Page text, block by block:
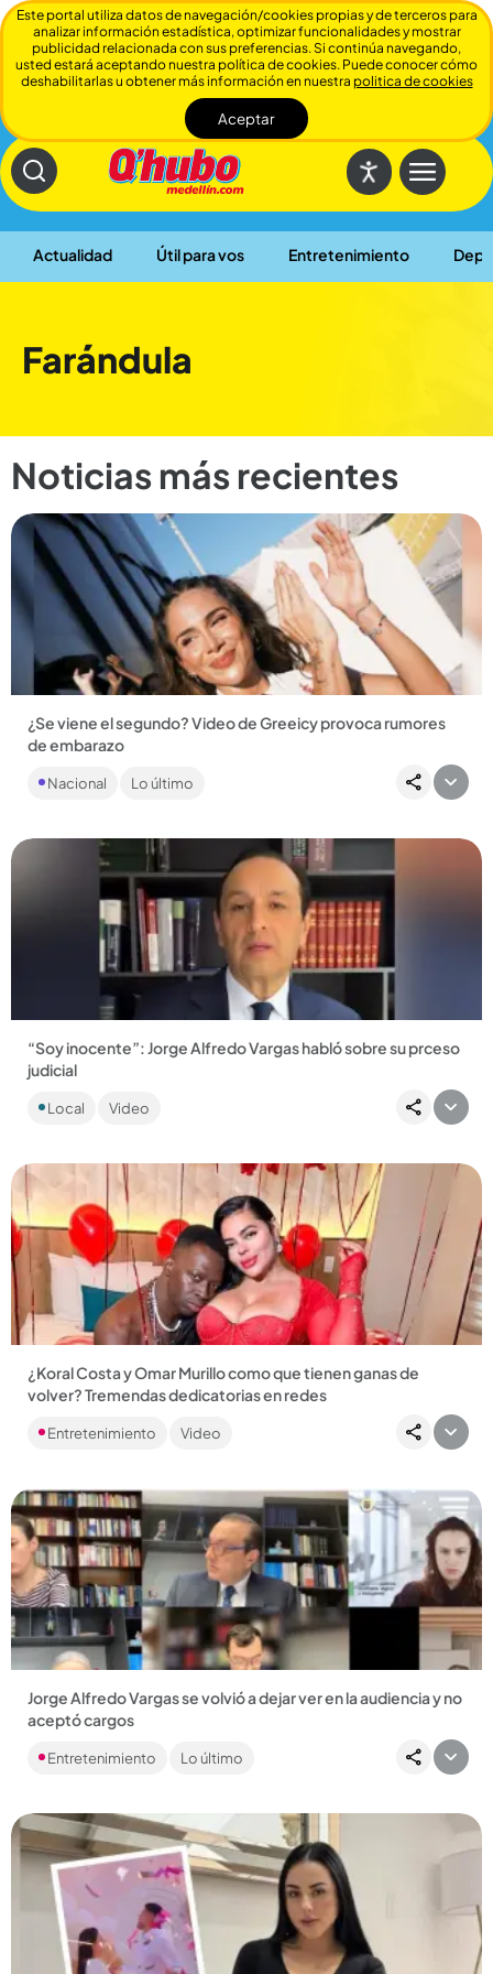
Actualidad Útil para vos Entretenimiento
Cerrar
Farándula
Noticias más recientes
¿Se viene el segundo? Video de Greeicy provoca rumores
de embarazo
La grabación publicada por Mike Bahia provocó gran furor
entre los fanáticos de la pareja, que creen que Kai tendrá un
Nacional Lo último
Compartir Noticia
“Soy inocente”: Jorge Alfredo Vargas habló sobre su prceso
judicial
palabra, pero reiteró que defenderá su inocencia. ...
Local Video
Compartir Noticia
¿Koral Costa y Omar Murillo como que tienen ganas de
volver? Tremendas dedicatorias en redes
Después de casi 20 años de relación, la pareja anunció hace
varios meses que habían terminado. ...
Entretenimiento Video
Compartir Noticia
Jorge Alfredo Vargas se volvió a dejar ver en la audiencia y no
aceptó cargos
El expresentador reapareció públicamente por primera vez
desde su salida de Caracol Televisión....
Entretenimiento Lo último
Compartir Noticia
Este portal utiliza datos de navegación/cookies propias y de terceros para
analizar información estadística, optimizar funcionalidades y mostrar
publicidad relacionada con sus preferencias. Si continúa navegando,
usted estará aceptando nuestra política de cookies. Puede conocer cómo
deshabilitarlas u obtener más información en nuestra politica de cookies
Aceptar